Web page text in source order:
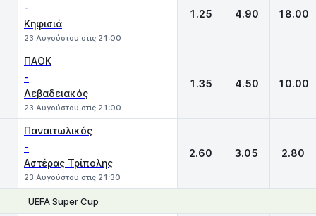
-
Κηφισιά
23 Αυγούστου στις 21:00
1.25 4.90 18.00
ΠΑΟΚ
-
Λεβαδειακός
23 Αυγούστου στις 21:00
1.35 4.50 10.00
Παναιτωλικός
-
Αστέρας Τρίπολης
23 Αυγούστου στις 21:30
2.60 3.05 2.80
UEFA Super Cup